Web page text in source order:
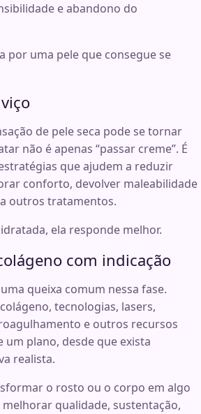
e abandono do
por uma pele que consegue se
de pele seca pode se tornar
não é apenas “passar creme”. É
que ajudem a reduzir
conforto, devolver maleabilidade
outros tratamentos.
ela responde melhor.
com indicação
queixa comum nessa fase.
tecnologias, lasers,
e outros recursos
plano, desde que exista
realista.
o rosto ou o corpo em algo
qualidade, sustentação,